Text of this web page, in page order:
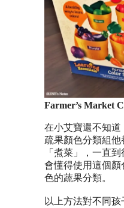
Farmer’s Market
在小艾寶還不知
疏果顏色分類組
「煮菜」，一直
會懂得使用這個
色的蔬果分類。
以上方法對不同